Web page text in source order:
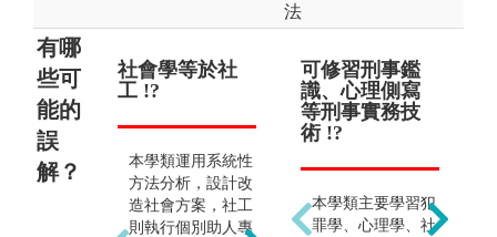
法
有哪
些可
能的
誤
解？
社會學等於社
工 !?
本學類運用系統性
方法分析，設計改
造社會方案，社工
則執行個別助人專
只能從事社會
運動 !?
現象的觀察力與分
析能力，對於日常
可修習刑事鑑
識、心理側寫
等刑事實務技
術 !?
本學類主要學習犯
罪學、心理學、社